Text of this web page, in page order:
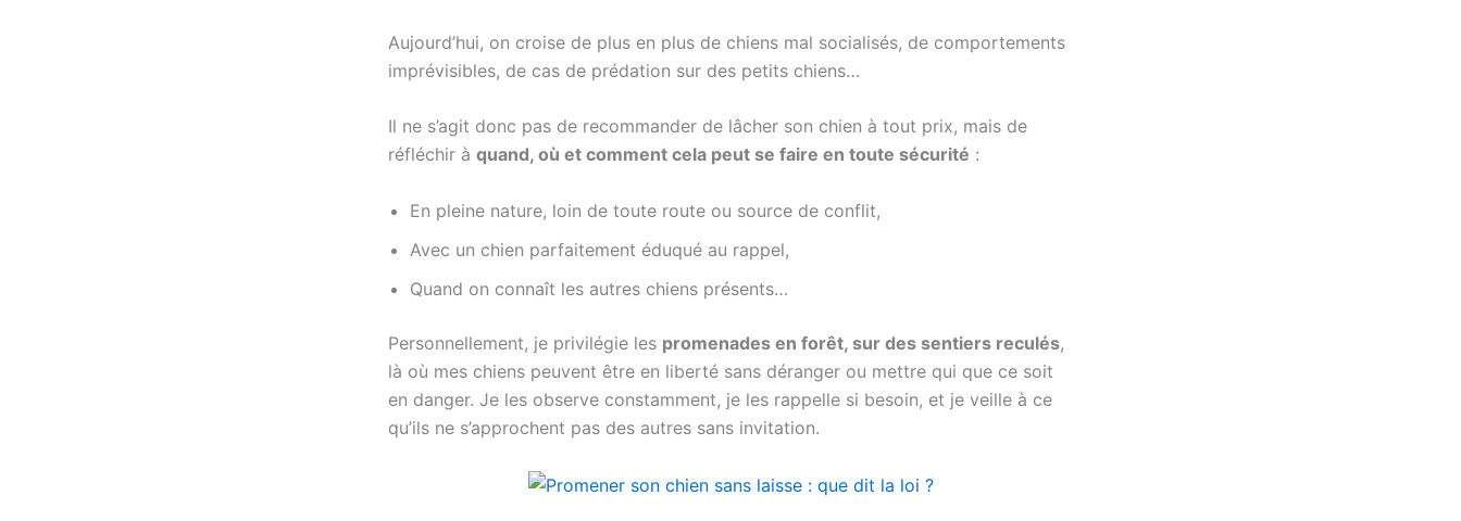
Aujourd’hui, on croise de plus en plus de chiens mal socialisés, de comportements
imprévisibles, de cas de prédation sur des petits chiens…
Il ne s’agit donc pas de recommander de lâcher son chien à tout prix, mais de
réfléchir à quand, où et comment cela peut se faire en toute sécurité :
En pleine nature, loin de toute route ou source de conflit,
Avec un chien parfaitement éduqué au rappel,
Quand on connaît les autres chiens présents…
Personnellement, je privilégie les promenades en forêt, sur des sentiers reculés,
là où mes chiens peuvent être en liberté sans déranger ou mettre qui que ce soit
en danger. Je les observe constamment, je les rappelle si besoin, et je veille à ce
qu’ils ne s’approchent pas des autres sans invitation.